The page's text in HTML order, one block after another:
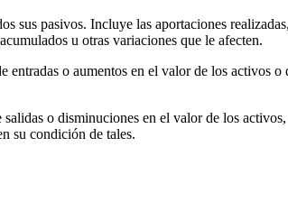
sus pasivos. Incluye las aportaciones
u otras variaciones que le afecten.
o aumentos en el valor de los activos
o disminuciones en el valor de los
su condición de tales.